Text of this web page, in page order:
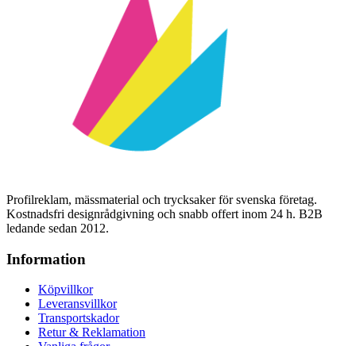
Profilreklam, mässmaterial och trycksaker för svenska företag.
Kostnadsfri designrådgivning och snabb offert inom 24 h. B2B
ledande sedan 2012.
Information
Köpvillkor
Leveransvillkor
Transportskador
Retur & Reklamation